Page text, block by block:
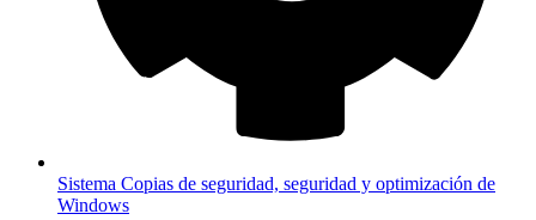
Sistema Copias de seguridad, seguridad y optimización de
Windows